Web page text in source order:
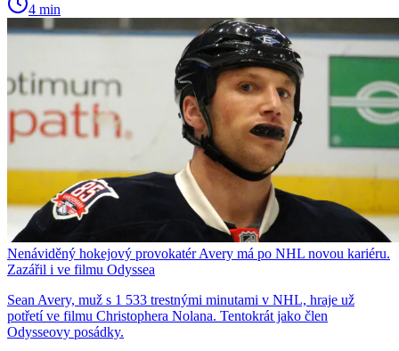
4 min
Nenáviděný hokejový provokatér Avery má po NHL novou kariéru.
Zazářil i ve filmu Odyssea
Sean Avery, muž s 1 533 trestnými minutami v NHL, hraje už
potřetí ve filmu Christophera Nolana. Tentokrát jako člen
Odysseovy posádky.